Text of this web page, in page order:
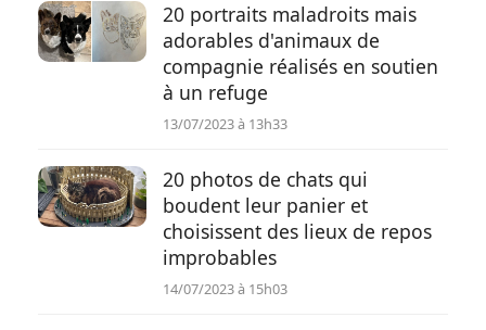
20 portraits maladroits mais
adorables d'animaux de
compagnie réalisés en soutien
à un refuge
13/07/2023 à 13h33
20 photos de chats qui
boudent leur panier et
choisissent des lieux de repos
improbables
14/07/2023 à 15h03